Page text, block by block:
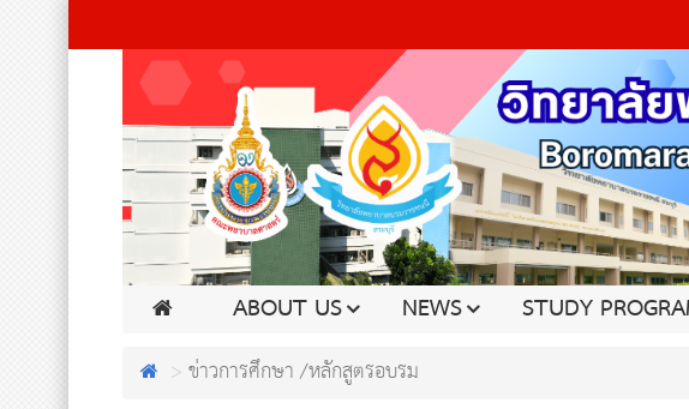
ABOUT US NEWS STUDY
ข่าวการศึกษา /หลักสูตรอบรม